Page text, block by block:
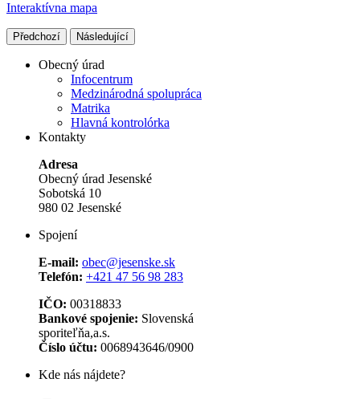
Interaktívna mapa
Předchozí Následující
Obecný úrad
Infocentrum
Medzinárodná spolupráca
Matrika
Hlavná kontrolórka
Kontakty
Adresa
Obecný úrad Jesenské
Sobotská 10
980 02 Jesenské
Spojení
E-mail: obec@jesenske.sk
Telefón: +421 47 56 98 283
IČO: 00318833
Bankové spojenie: Slovenská
sporiteľňa,a.s.
Číslo účtu: 0068943646/0900
Kde nás nájdete?